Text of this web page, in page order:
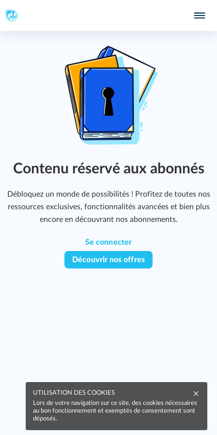
Contenu réservé aux abonnés
Débloquez un monde de possibilités ! Profitez de toutes nos
ressources exclusives, fonctionnalités avancées et bien plus
encore en découvrant nos abonnements.
Se connecter
Découvrir nos offres
UTILISATION DES COOKIES
Lors de votre navigation sur ce site, des cookies nécessaires
au bon fonctionnement et exemptés de consentement sont
déposés.